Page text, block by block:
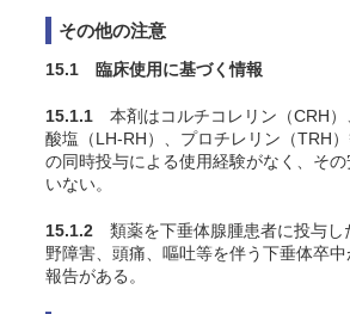
その他の注意
15.1 臨床使用に基づく情報
15.1.1 本剤はコルチコレリン（CRH
酸塩（LH-RH）、プロチレリン（TRH
の同時投与による使用経験がなく、そ
いない。
15.1.2 類薬を下垂体腺腫患者に投与し
野障害、頭痛、嘔吐等を伴う下垂体卒
報告がある。